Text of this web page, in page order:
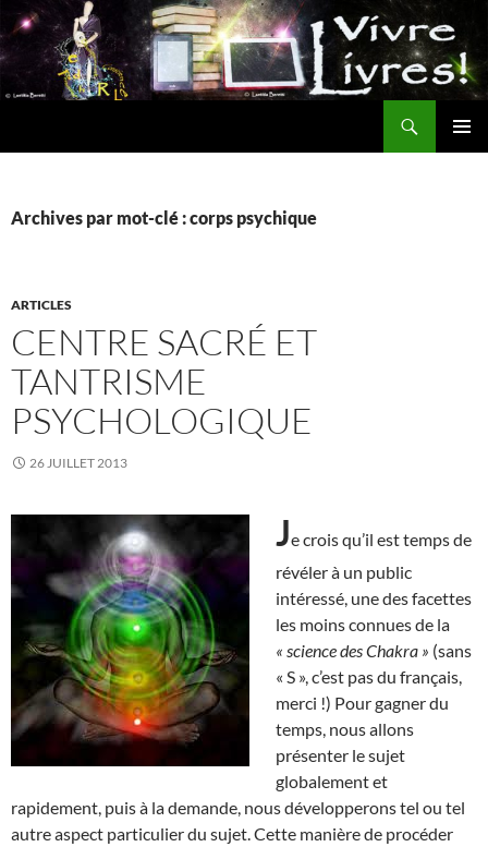
Aller
au
contenu
Archives par mot-clé : corps psychique
ARTICLES
CENTRE SACRÉ ET
TANTRISME
PSYCHOLOGIQUE
26 JUILLET 2013
Je crois qu’il est temps de
révéler à un public
intéressé, une des facettes
les moins connues de la
« science des Chakra » (sans
« S », c’est pas du français,
merci !) Pour gagner du
temps, nous allons
présenter le sujet
globalement et
rapidement, puis à la demande, nous développerons tel ou tel
autre aspect particulier du sujet. Cette manière de procéder